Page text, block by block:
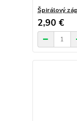
Špirálový
2,90 €